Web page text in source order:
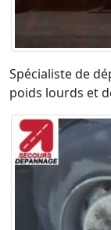
Spécialiste de
poids lourds et